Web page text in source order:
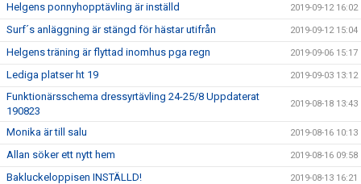
Helgens ponnyhopptävling är inställd 2019-09-12 16:02
Surf´s anläggning är stängd för hästar utifrån 2019-09-12 15:04
Helgens träning är flyttad inomhus pga regn 2019-09-06 15:17
Lediga platser ht 19 2019-09-03 13:12
Funktionärsschema dressyrtävling 24-25/8 Uppdaterat
190823
2019-08-18 13:43
Monika är till salu 2019-08-16 10:13
Allan söker ett nytt hem 2019-08-16 09:58
Bakluckeloppisen INSTÄLLD! 2019-08-13 16:21